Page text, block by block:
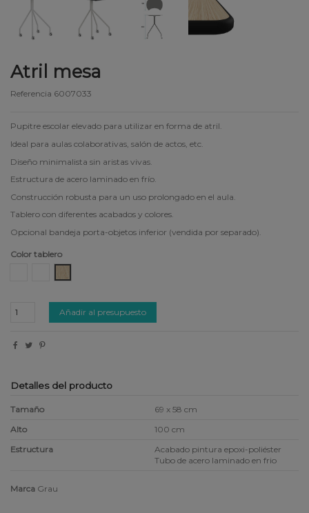
Atril mesa
Referencia 6007033
Pupitre escolar elevado para utilizar en forma de atril.
Ideal para aulas colaborativas, salón de actos, etc.
Diseño minimalista sin aristas vivas.
Estructura de acero laminado en frío.
Construcción robusta para un uso prolongado en el aula.
Tablero con diferentes acabados y colores.
Opcional bandeja porta-objetos inferior (vendida por separado).
Color tablero
Añadir al presupuesto
Detalles del producto
Tamaño
69 x 58 cm
Alto
100 cm
Estructura
Acabado pintura epoxi-poliéster
Tubo de acero laminado en frio
Marca Grau